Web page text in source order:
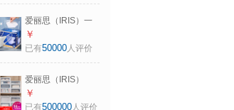
BC-450D 白色
爱丽思（IRIS）一
次性防护口罩秋冬
季防寒防风儿童口
体/白色】50枚
￥
已有50000人评价
爱丽思（IRIS）
【买3免1】爱丽思
收纳箱整理箱塑料
￥
已有500000人评价